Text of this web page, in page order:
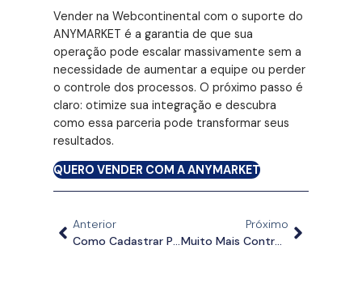
Vender na Webcontinental com o suporte do
ANYMARKET é a garantia de que sua
operação pode escalar massivamente sem a
necessidade de aumentar a equipe ou perder
o controle dos processos. O próximo passo é
claro: otimize sua integração e descubra
como essa parceria pode transformar seus
resultados.
QUERO VENDER COM A ANYMARKET
Anterior
Como Cadastrar Produtos Para Vender Online: Por Que Informações Completas Aumentam As Vendas
Próximo
Muito Mais Controle Para Vender Em Escala: Conheça A Idworks